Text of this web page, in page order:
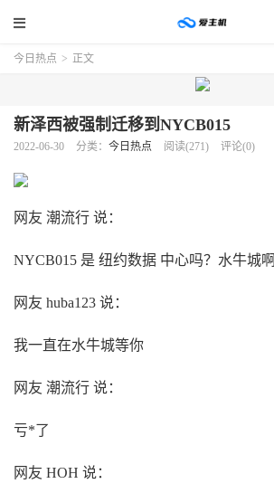
今日热点 > 正文
新泽西被强制迁移到NYCB015
2022-06-30 分类： 今日热点 阅读(271) 评论(0)
网友 潮流行 说：
NYCB015 是 纽约数据 中心吗？水牛城啊
网友 huba123 说：
我一直在水牛城等你
网友 潮流行 说：
亏*了
网友 HOH 说：